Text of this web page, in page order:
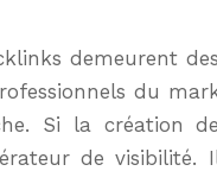
du
Si la création
de